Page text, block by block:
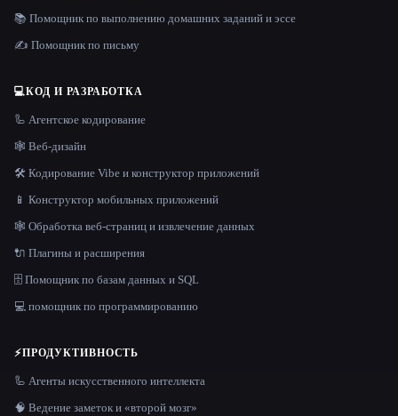
📚 Помощник по выполнению домашних заданий и эссе
✍️ Помощник по письму
💻КОД И РАЗРАБОТКА
🦾 Агентское кодирование
🕸 Веб-дизайн
🛠️ Кодирование Vibe и конструктор приложений
📱 Конструктор мобильных приложений
🕸️ Обработка веб-страниц и извлечение данных
🔌 Плагины и расширения
🗄️ Помощник по базам данных и SQL
💻 помощник по программированию
⚡ПРОДУКТИВНОСТЬ
🦾 Агенты искусственного интеллекта
🧠 Ведение заметок и «второй мозг»